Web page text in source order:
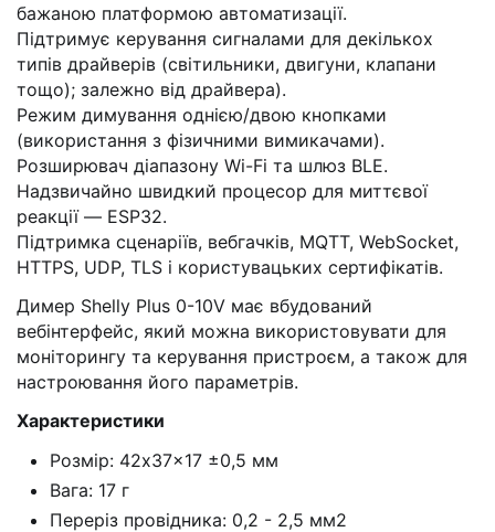
бажаною платформою автоматизації.
Підтримує керування сигналами для декількох
типів драйверів (світильники, двигуни, клапани
тощо); залежно від драйвера).
Режим димування однією/двою кнопками
(використання з фізичними вимикачами).
Розширювач діапазону Wi-Fi та шлюз BLE.
Надзвичайно швидкий процесор для миттєвої
реакції — ESP32.
Підтримка сценаріїв, вебгачків, MQTT, WebSocket,
HTTPS, UDP, TLS і користувацьких сертифікатів.
Димер Shelly Plus 0-10V має вбудований
вебінтерфейс, який можна використовувати для
моніторингу та керування пристроєм, а також для
настроювання його параметрів.
Характеристики
Розмір: 42x37x17 ±0,5 мм
Вага: 17 г
Переріз провідника: 0,2 - 2,5 мм2